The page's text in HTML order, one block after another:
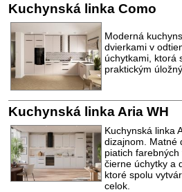
Kuchynská linka Como
Moderná
dvierkami v
úchytkami, ktorá
praktickým
Kuchynská linka Aria WH
Kuchynská linka
dizajnom. Matné
piatich
čierne úchytky a
ktoré spolu
celok.